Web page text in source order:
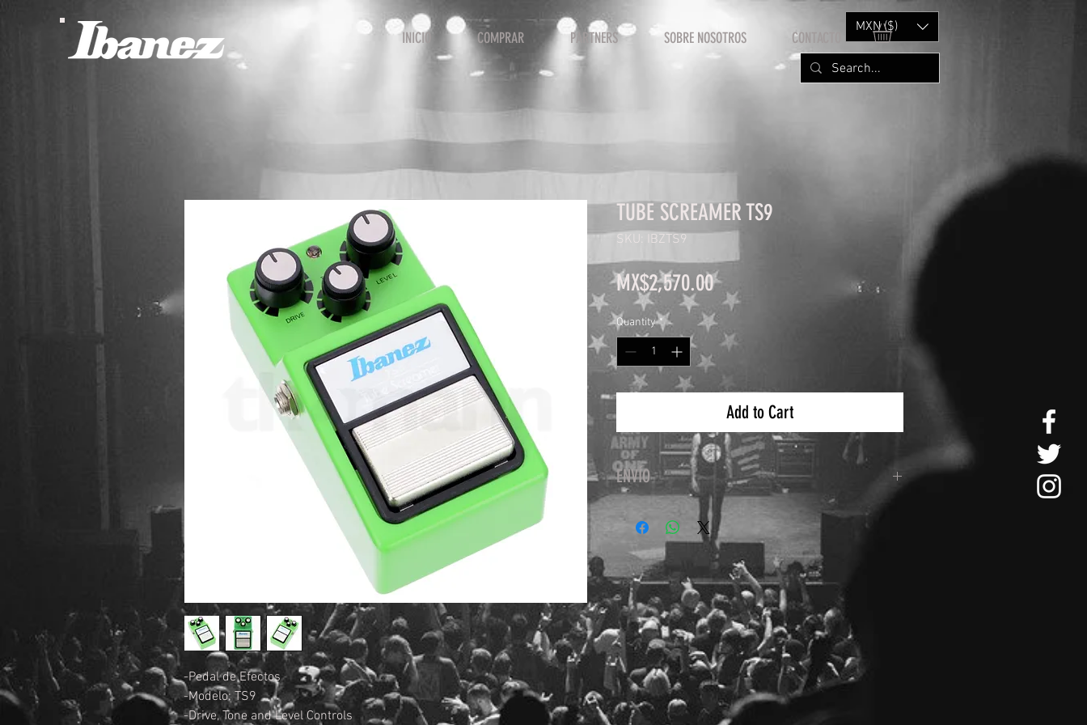
INICIO COMPRAR PARTNERS SOBRE NOSOTROS CONTACTO
MXN ($)
-Pedal de Efectos
-Modelo: TS9
-Drive, Tone and Level Controls
TUBE SCREAMER TS9
SKU: IBZTS9
MX$2,570.00Price
Quantity *
Add to Cart
ENVÍO
Nuestro Servicio de Paquetería es por medio de
Estafeta y Fedex, de 3 a 5 días hábiles.